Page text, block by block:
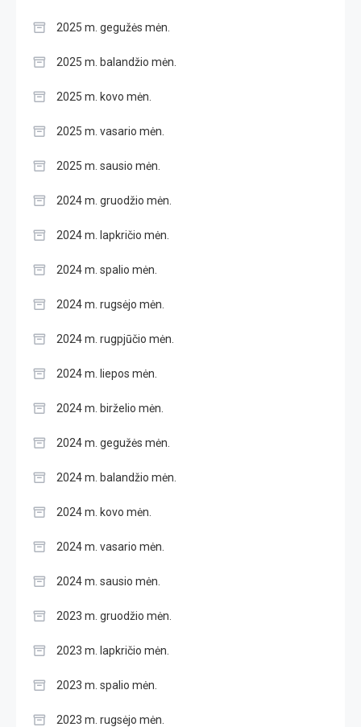
2025 m. gegužės mėn.
2025 m. balandžio mėn.
2025 m. kovo mėn.
2025 m. vasario mėn.
2025 m. sausio mėn.
2024 m. gruodžio mėn.
2024 m. lapkričio mėn.
2024 m. spalio mėn.
2024 m. rugsėjo mėn.
2024 m. rugpjūčio mėn.
2024 m. liepos mėn.
2024 m. birželio mėn.
2024 m. gegužės mėn.
2024 m. balandžio mėn.
2024 m. kovo mėn.
2024 m. vasario mėn.
2024 m. sausio mėn.
2023 m. gruodžio mėn.
2023 m. lapkričio mėn.
2023 m. spalio mėn.
2023 m. rugsėjo mėn.